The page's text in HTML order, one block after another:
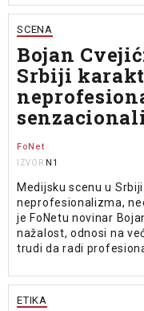
SCENA
Bojan
Srbiji
FoNet
IZVOR N1
Medijsku scenu u
neprofesionalizma,
je FoNetu novinar
nažalost, odnosi na
trudi da radi
ETIKA